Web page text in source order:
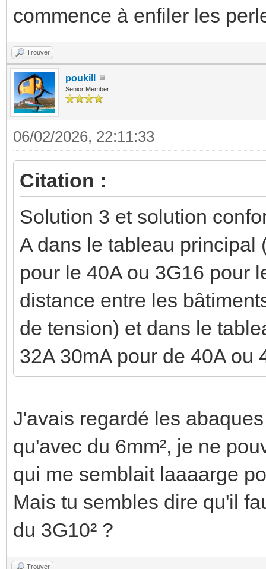
commence à enfiler les
Trouver
poukill
Senior Member
06/02/2026, 22:11:33
Citation :
Solution 3 et solution
A dans le tableau principal
pour le 40A ou 3G16 pour
distance entre les
de tension) et dans le
32A 30mA pour de 40A ou
J'avais regardé les
qu'avec du 6mm², je ne
qui me semblait laaaarge
Mais tu sembles dire qu'il
du 3G10² ?
Trouver